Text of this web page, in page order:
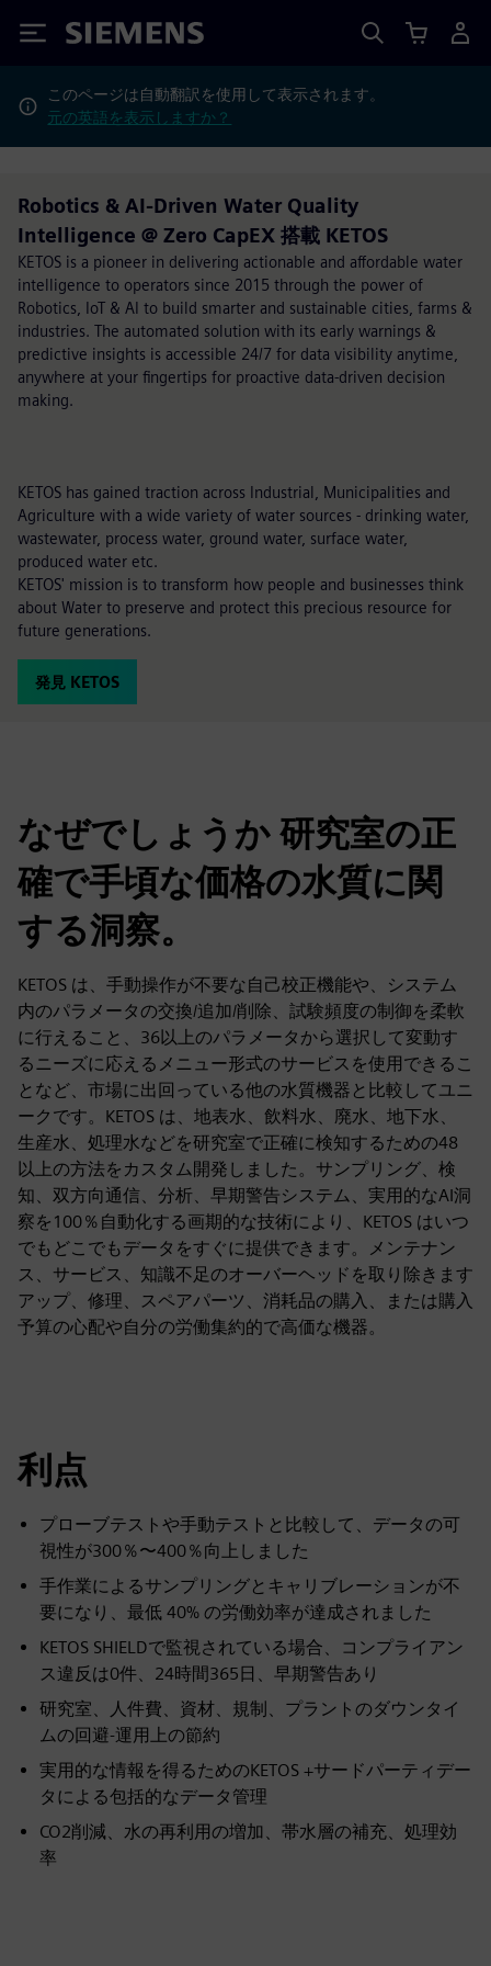
Siemens
このページは自動翻訳を使用して表示されます。
元の英語を表示しますか？
Robotics & AI-Driven Water Quality
Intelligence @ Zero CapEX 搭載 KETOS
KETOS is a pioneer in delivering actionable and affordable water
intelligence to operators since 2015 through the power of
Robotics, IoT & AI to build smarter and sustainable cities, farms &
industries. The automated solution with its early warnings &
predictive insights is accessible 24/7 for data visibility anytime,
anywhere at your fingertips for proactive data-driven decision
making.
KETOS has gained traction across Industrial, Municipalities and
Agriculture with a wide variety of water sources - drinking water,
wastewater, process water, ground water, surface water,
produced water etc.
KETOS' mission is to transform how people and businesses think
about Water to preserve and protect this precious resource for
future generations.
発見 KETOS
なぜでしょうか 研究室の正
確で手頃な価格の水質に関
する洞察。
KETOS は、手動操作が不要な自己校正機能や、システム
内のパラメータの交換/追加/削除、試験頻度の制御を柔軟
に行えること、36以上のパラメータから選択して変動す
るニーズに応えるメニュー形式のサービスを使用できるこ
となど、市場に出回っている他の水質機器と比較してユニ
ークです。KETOS は、地表水、飲料水、廃水、地下水、
生産水、処理水などを研究室で正確に検知するための48
以上の方法をカスタム開発しました。サンプリング、検
知、双方向通信、分析、早期警告システム、実用的なAI洞
察を100％自動化する画期的な技術により、KETOS はいつ
でもどこでもデータをすぐに提供できます。メンテナン
ス、サービス、知識不足のオーバーヘッドを取り除きます
アップ、修理、スペアパーツ、消耗品の購入、または購入
予算の心配や自分の労働集約的で高価な機器。
利点
プローブテストや手動テストと比較して、データの可
視性が300％〜400％向上しました
手作業によるサンプリングとキャリブレーションが不
要になり、最低 40% の労働効率が達成されました
KETOS SHIELDで監視されている場合、コンプライアン
ス違反は0件、24時間365日、早期警告あり
研究室、人件費、資材、規制、プラントのダウンタイ
ムの回避-運用上の節約
実用的な情報を得るためのKETOS +サードパーティデー
タによる包括的なデータ管理
CO2削減、水の再利用の増加、帯水層の補充、処理効
率